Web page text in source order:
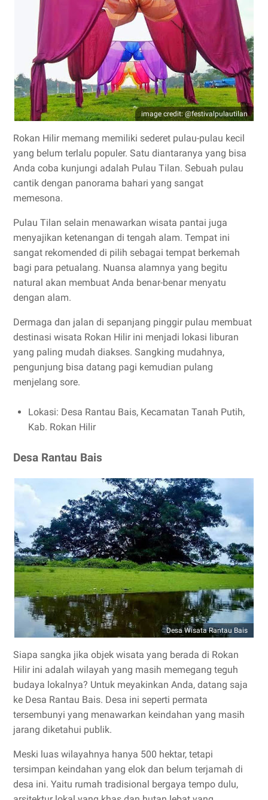
image credit: @festivalpulautilan
Rokan Hilir memang memiliki sederet pulau-pulau kecil
yang belum terlalu populer. Satu diantaranya yang bisa
Anda coba kunjungi adalah Pulau Tilan. Sebuah pulau
cantik dengan panorama bahari yang sangat
memesona.
Pulau Tilan selain menawarkan wisata pantai juga
menyajikan ketenangan di tengah alam. Tempat ini
sangat rekomended di pilih sebagai tempat berkemah
bagi para petualang. Nuansa alamnya yang begitu
natural akan membuat Anda benar-benar menyatu
dengan alam.
Dermaga dan jalan di sepanjang pinggir pulau membuat
destinasi wisata Rokan Hilir ini menjadi lokasi liburan
yang paling mudah diakses. Sangking mudahnya,
pengunjung bisa datang pagi kemudian pulang
menjelang sore.
Lokasi: Desa Rantau Bais, Kecamatan Tanah Putih,
Kab. Rokan Hilir
Desa Rantau Bais
Desa Wisata Rantau Bais
Siapa sangka jika objek wisata yang berada di Rokan
Hilir ini adalah wilayah yang masih memegang teguh
budaya lokalnya? Untuk meyakinkan Anda, datang saja
ke Desa Rantau Bais. Desa ini seperti permata
tersembunyi yang menawarkan keindahan yang masih
jarang diketahui publik.
Meski luas wilayahnya hanya 500 hektar, tetapi
tersimpan keindahan yang elok dan belum terjamah di
desa ini. Yaitu rumah tradisional bergaya tempo dulu,